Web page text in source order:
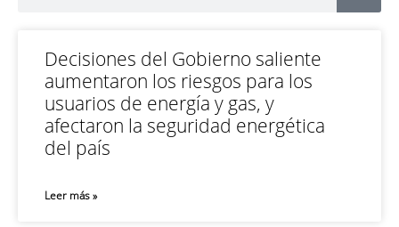
Decisiones del Gobierno saliente
aumentaron los riesgos para los
usuarios de energía y gas, y
afectaron la seguridad energética
del país
Leer más »